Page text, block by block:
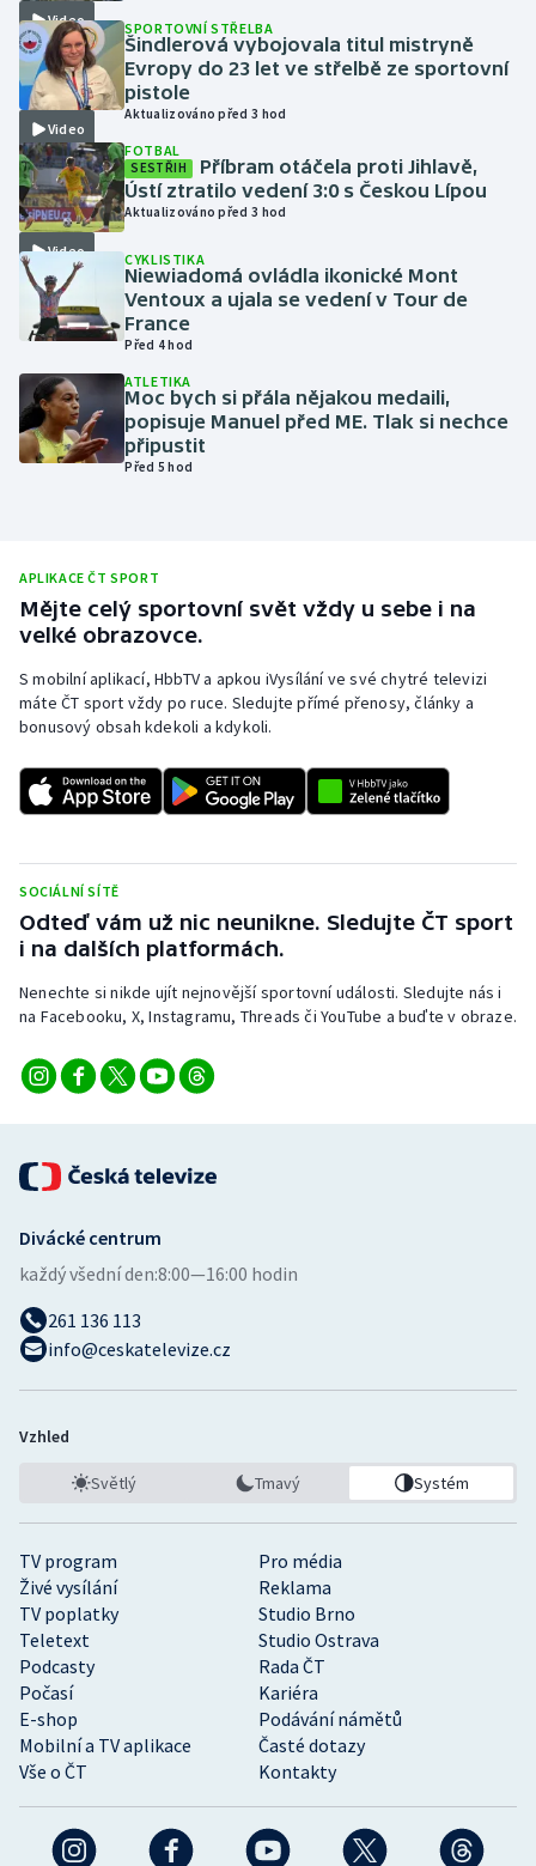
Krasobruslení
Lezení
Lyže a snowboard
Moderní pětiboj
Motorsport
Olympijské hry
Parasport
Plavání
Plážový volejbal
Rychlobruslení
Rychlostní kanoistika
Short track
Stolní tenis
Triatlon
Veslování
Vodní slalom
Ostatní
Video
Video
SPORTOVNÍ STŘELBA
Šindlerová vybojovala titul mistryně
Evropy do 23 let ve střelbě ze sportovní
pistole
Aktualizováno před 3 hod
Video
FOTBAL
SESTŘIH
Příbram otáčela proti Jihlavě,
Ústí ztratilo vedení 3:0 s Českou Lípou
Aktualizováno před 3 hod
CYKLISTIKA
Niewiadomá ovládla ikonické Mont
Ventoux a ujala se vedení v Tour de
France
Před 4 hod
ATLETIKA
Moc bych si přála nějakou medaili,
popisuje Manuel před ME. Tlak si nechce
připustit
Před 5 hod
APLIKACE ČT SPORT
Mějte celý sportovní svět vždy u sebe i na
velké obrazovce.
S mobilní aplikací, HbbTV a apkou iVysílání ve své chytré televizi
máte ČT sport vždy po ruce. Sledujte přímé přenosy, články a
bonusový obsah kdekoli a kdykoli.
SOCIÁLNÍ SÍTĚ
Odteď vám už nic neunikne. Sledujte ČT sport
i na dalších platformách.
Nenechte si nikde ujít nejnovější sportovní události. Sledujte nás i
na Facebooku, X, Instagramu, Threads či YouTube a buďte v obraze.
TV program
Pro média
Živé vysílání
Reklama
TV poplatky
Studio Brno
Teletext
Studio Ostrava
Podcasty
Rada ČT
Počasí
Kariéra
E-shop
Podávání námětů
Mobilní a TV aplikace
Časté dotazy
Vše o ČT
Kontakty
Divácké centrum
každý všední den:8:00—16:00 hodin
261 136 113
info@ceskatelevize.cz
Vzhled
Světlý Tmavý Systém